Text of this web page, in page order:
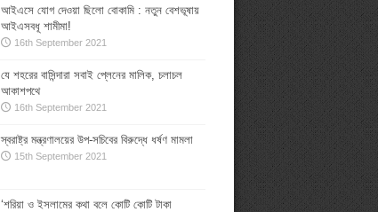
আইএসে যোগ দেওয়া ছিলো বোকামি : নতুন বেশভূষায়
আইএসবধূ শামীমা!
16th September 2021
যে শহরের বাসিন্দারা সবাই প্লেনের মালিক, চলাচল
আকাশপথে
16th September 2021
স্বরাষ্ট্র মন্ত্রণালয়ের উপ-সচিবের বিরুদ্ধে ধর্ষণ মামলা
15th September 2021
‘শরিয়া ও ইসলামের কথা বলে কোটি কোটি টাকা